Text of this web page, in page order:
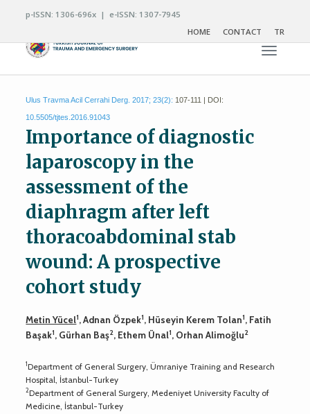
p-ISSN: 1306-696x | e-ISSN: 1307-7945
HOME
CONTACT TR
Toggle
Ulus Travma Acil Cerrahi Derg. 2017; 23(2): 107-111 | DOI:
10.5505/tjtes.2016.91043
Importance of diagnostic
laparoscopy in the
assessment of the
diaphragm after left
thoracoabdominal stab
wound: A prospective
cohort study
Metin Yücel1, Adnan Özpek1, Hüseyin Kerem Tolan1, Fatih
Başak1, Gürhan Baş2, Ethem Ünal1, Orhan Alimoğlu2
1Department of General Surgery, Ümraniye Training and Research
Hospital, İstanbul-Turkey
2Department of General Surgery, Medeniyet University Faculty of
Medicine, İstanbul-Turkey